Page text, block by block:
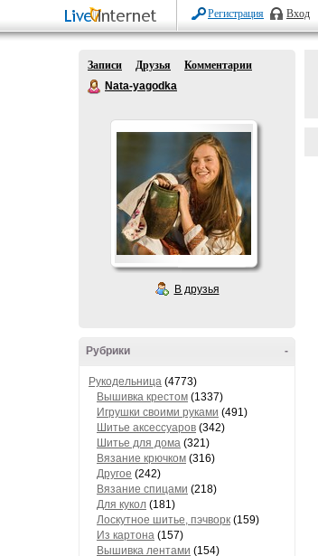
Регистрация Вход
Записи Друзья
Комментарии
Nata-yagodka
В друзья
-
Рубрики
Рукодельница (4773)
Вышивка крестом (1337)
Игрушки своими руками (491)
Шитье аксессуаров (342)
Шитье для дома (321)
Вязание крючком (316)
Другое (242)
Вязание спицами (218)
Для кукол (181)
Лоскутное шитье, пэчворк (159)
Из картона (157)
Вышивка лентами (154)